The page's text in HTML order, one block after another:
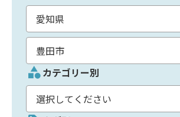
カテゴリー別